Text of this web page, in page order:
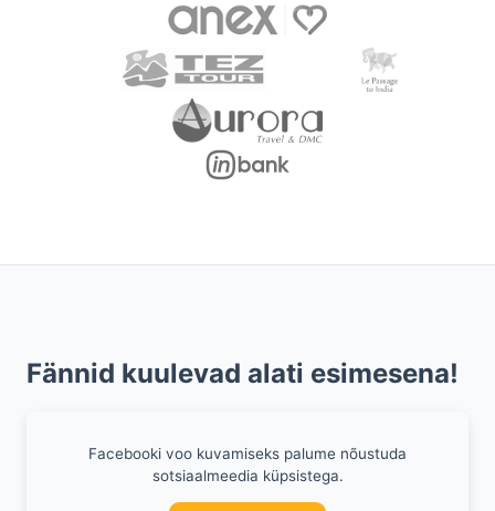
Fännid kuulevad alati esimesena!
Facebooki voo kuvamiseks palume nõustuda
sotsiaalmeedia küpsistega.